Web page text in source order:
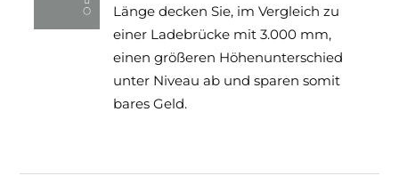
Länge decken Sie, im Vergleich zu
einer Ladebrücke mit 3.000 mm,
einen größeren Höhenunterschied
unter Niveau ab und sparen somit
bares Geld.